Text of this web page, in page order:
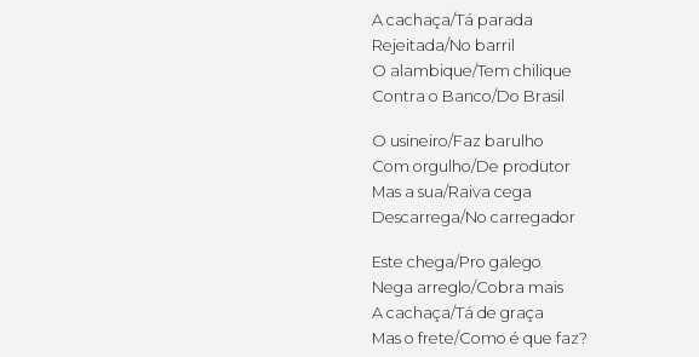
A cachaça/Tá parada
Rejeitada/No barril
O alambique/Tem chilique
Contra o Banco/Do Brasil
O usineiro/Faz barulho
Com orgulho/De produtor
Mas a sua/Raiva cega
Descarrega/No carregador
Este chega/Pro galego
Nega arreglo/Cobra mais
A cachaça/Tá de graça
Mas o frete/Como é que faz?